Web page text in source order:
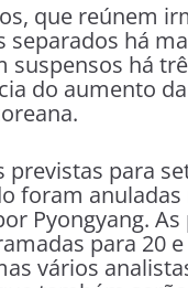
que reúnem
separados há
suspensos há
do aumento
previstas para
foram
Pyongyang.
para 20 e
vários